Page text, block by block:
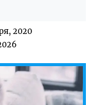
2020